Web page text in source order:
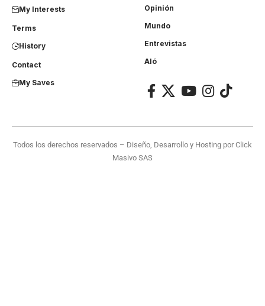
My Interests
Terms
History
Contact
My Saves
Opinión
Mundo
Entrevistas
Aló
Todos los derechos reservados – Diseño, Desarrollo y Hosting porClick
Masivo SAS